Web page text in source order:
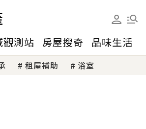
觀測站 房屋搜奇 品味生活
租屋補助 浴室